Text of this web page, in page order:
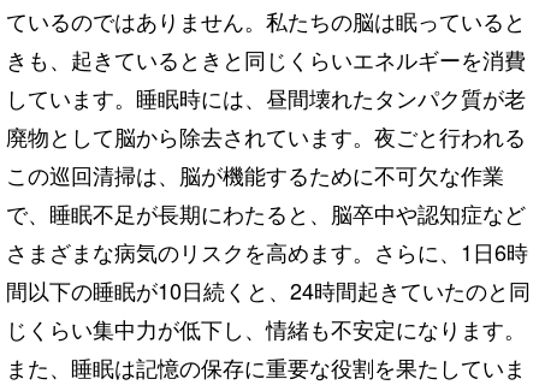
ているのではありません。私たちの脳は眠っていると
きも、起きているときと同じくらいエネルギーを消費
しています。睡眠時には、昼間壊れたタンパク質が老
廃物として脳から除去されています。夜ごと行われる
この巡回清掃は、脳が機能するために不可欠な作業
で、睡眠不足が長期にわたると、脳卒中や認知症など
さまざまな病気のリスクを高めます。さらに、1日6時
間以下の睡眠が10日続くと、24時間起きていたのと同
じくらい集中力が低下し、情緒も不安定になります。
また、睡眠は記憶の保存に重要な役割を果たしていま